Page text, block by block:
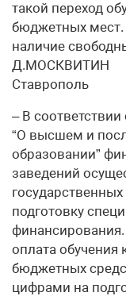
такой переход
бюджетных мест.
наличие
Д.МОСКВИТИН
Ставрополь
– В
“О высшем и
образовании”
заведений
подготовку
оплата обучения
бюджетных
цифрами на